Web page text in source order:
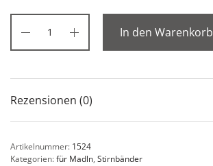
In den Warenkorb
Rezensionen (0)
Artikelnummer: 1524
Kategorien:für Madln, Stirnbänder